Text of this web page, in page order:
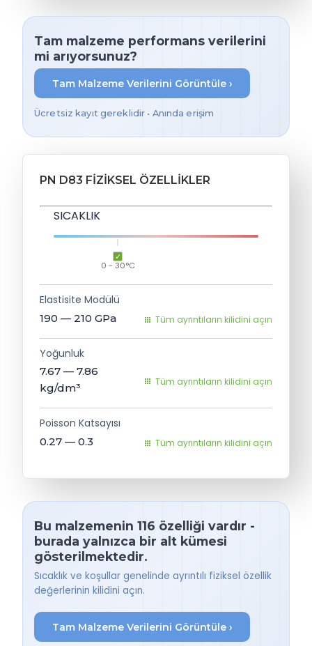
Tam malzeme performans verilerini
mi arıyorsunuz?
Tam Malzeme Verilerini Görüntüle ›
Ücretsiz kayıt gereklidir • Anında erişim
PN D83 FIZIKSEL ÖZELLIKLER
SICAKLIK
0 - 30°C
Elastisite Modülü
190 — 210 GPa Tüm ayrıntıların kilidini açın
Yoğunluk
7.67 — 7.86
kg/dm³
Tüm ayrıntıların kilidini açın
Poisson Katsayısı
0.27 — 0.3 Tüm ayrıntıların kilidini açın
Bu malzemenin 116 özelliği vardır -
burada yalnızca bir alt kümesi
gösterilmektedir.
Sıcaklık ve koşullar genelinde ayrıntılı fiziksel özellik
değerlerinin kilidini açın.
Tam Malzeme Verilerini Görüntüle ›